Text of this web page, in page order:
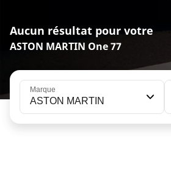
Aucun résultat pour votre
ASTON MARTIN One 77
Marque
ASTON MARTIN